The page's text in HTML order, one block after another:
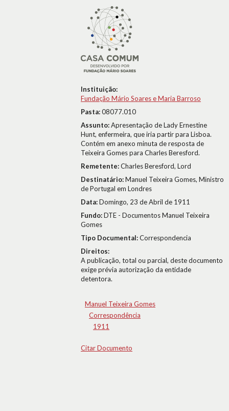
Instituição:
Fundação Mário Soares e Maria Barroso
Pasta:08077.010
Assunto:Apresentação de Lady Ernestine
Hunt, enfermeira, que iria partir para Lisboa.
Contém em anexo minuta de resposta de
Teixeira Gomes para Charles Beresford.
Remetente:Charles Beresford, Lord
Destinatário:Manuel Teixeira Gomes, Ministro
de Portugal em Londres
Data:Domingo, 23 de Abril de 1911
Fundo:DTE - Documentos Manuel Teixeira
Gomes
Tipo Documental:Correspondencia
Direitos:
A publicação, total ou parcial, deste documento
exige prévia autorização da entidade
detentora.
Manuel Teixeira Gomes
Correspondência
1911
Citar Documento